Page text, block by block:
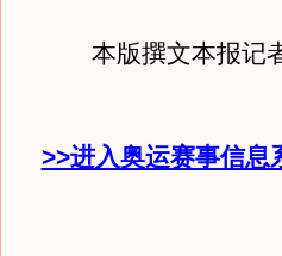
本版撰文本报记
>>进入奥运赛事信息